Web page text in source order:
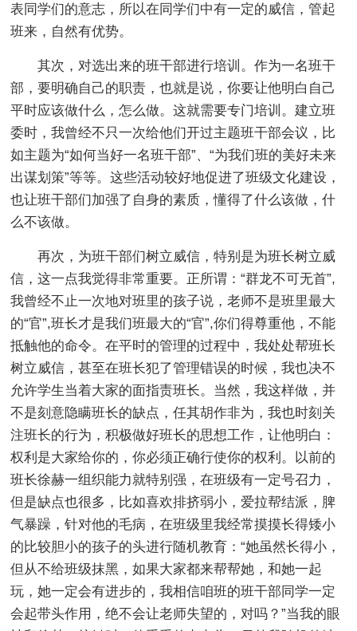
表同学们的意志，所以在同学们中有一定的威信，管起
班来，自然有优势。
其次，对选出来的班干部进行培训。作为一名班干
部，要明确自己的职责，也就是说，你要让他明白自己
平时应该做什么，怎么做。这就需要专门培训。建立班
委时，我曾经不只一次给他们开过主题班干部会议，比
如主题为“如何当好一名班干部”、“为我们班的美好未来
出谋划策”等等。这些活动较好地促进了班级文化建设，
也让班干部们加强了自身的素质，懂得了什么该做，什
么不该做。
再次，为班干部们树立威信，特别是为班长树立威
信，这一点我觉得非常重要。正所谓：“群龙不可无首”,
我曾经不止一次地对班里的孩子说，老师不是班里最大
的“官”,班长才是我们班最大的“官”,你们得尊重他，不能
抵触他的命令。在平时的管理的过程中，我处处帮班长
树立威信，甚至在班长犯了管理错误的时候，我也决不
允许学生当着大家的面指责班长。当然，我这样做，并
不是刻意隐瞒班长的缺点，任其胡作非为，我也时刻关
注班长的行为，积极做好班长的思想工作，让他明白：
权利是大家给你的，你必须正确行使你的权利。以前的
班长徐赫一组织能力就特别强，在班级有一定号召力，
但是缺点也很多，比如喜欢排挤弱小，爱拉帮结派，脾
气暴躁，针对他的毛病，在班级里我经常摸摸长得矮小
的比较胆小的孩子的头进行随机教育：“她虽然长得小，
但从不给班级抹黑，如果大家都来帮帮她，和她一起
玩，她一定会有进步的，我相信咱班的班干部同学一定
会起带头作用，绝不会让老师失望的，对吗？”当我的眼